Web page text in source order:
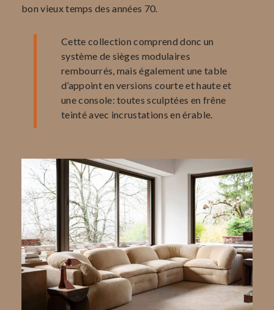
bon vieux temps des années 70.
Cette collection comprend donc un
système de sièges modulaires
rembourrés, mais également une table
d’appoint en versions courte et haute et
une console: toutes sculptées en frêne
teinté avec incrustations en érable.